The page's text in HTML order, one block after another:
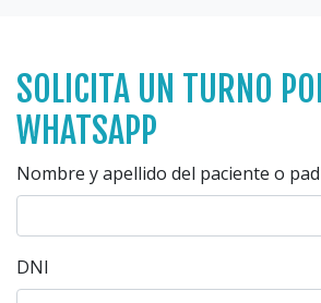
SOLICITA UN TURNO
WHATSAPP
Nombre y apellido del paciente o
DNI